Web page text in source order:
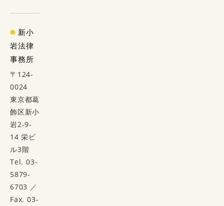
新小
岩法律
事務所
〒124-
0024
東京都葛
飾区新小
岩2-9-
14 栄ビ
ル3階
Tel. 03-
5879-
6703 ／
Fax. 03-